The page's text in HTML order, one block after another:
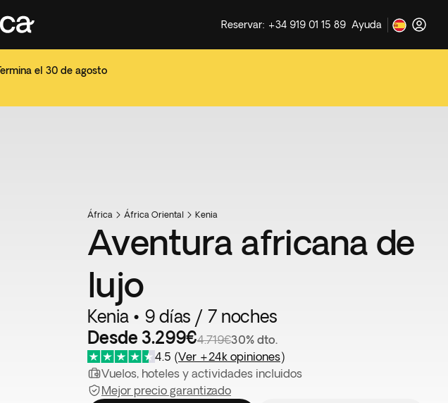
el 30 de agosto
Reservar: +34 919 01 15 89 Ayuda
África África Oriental Kenia
Aventura africana de
lujo
Kenia • 9 días / 7 noches
Desde 3.299€4.719€30% dto.
4.5 (Ver +24k opiniones)
Vuelos, hoteles y actividades incluidos
Mejor precio garantizado